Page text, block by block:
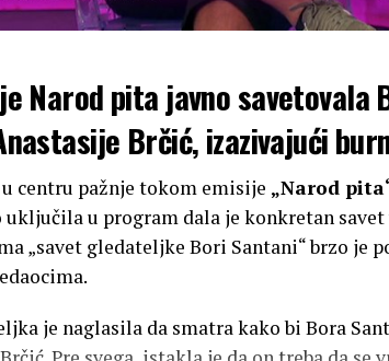
Narod pita javno savetovala
Brčić, izazivajući
u centru pažnje tokom emisije „Narod
u program dala je konkretan savet
„savet gledateljke Bori Santani“ brzo je
je naglasila da smatra kako bi Bora